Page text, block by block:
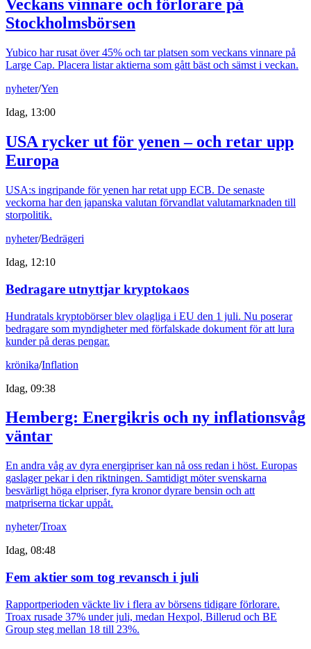
Veckans vinnare och förlorare på
Stockholmsbörsen
Yubico har rusat över 45% och tar platsen som veckans vinnare på
Large Cap. Placera listar aktierna som gått bäst och sämst i veckan.
nyheter/Yen
Idag, 13:00
USA rycker ut för yenen – och retar upp
Europa
USA:s ingripande för yenen har retat upp ECB. De senaste
veckorna har den japanska valutan förvandlat valutamarknaden till
storpolitik.
nyheter/Bedrägeri
Idag, 12:10
Bedragare utnyttjar kryptokaos
Hundratals kryptobörser blev olagliga i EU den 1 juli. Nu poserar
bedragare som myndigheter med förfalskade dokument för att lura
kunder på deras pengar.
krönika/Inflation
Idag, 09:38
Hemberg: Energikris och ny inflationsvåg
väntar
En andra våg av dyra energipriser kan nå oss redan i höst. Europas
gaslager pekar i den riktningen. Samtidigt möter svenskarna
besvärligt höga elpriser, fyra kronor dyrare bensin och att
matpriserna tickar uppåt.
nyheter/Troax
Idag, 08:48
Fem aktier som tog revansch i juli
Rapportperioden väckte liv i flera av börsens tidigare förlorare.
Troax rusade 37% under juli, medan Hexpol, Billerud och BE
Group steg mellan 18 till 23%.